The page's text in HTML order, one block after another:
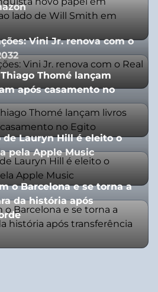
Vini Jr. renova com o
Thomé lançam
após casamento no
de Lauryn Hill é eleito o
pela Apple Music
o Barcelona e se torna a
da história após